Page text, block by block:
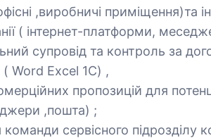
,виробничі приміщення)та
( інтернет-платформи,
супровід та контроль за
Word Excel 1C) ,
пропозицій для
,пошта) ;
сервісного підрозділу